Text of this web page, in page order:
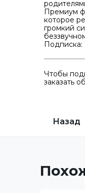
Премиум
которое
громкий
Подписка:
Чтобы
заказать
Назад